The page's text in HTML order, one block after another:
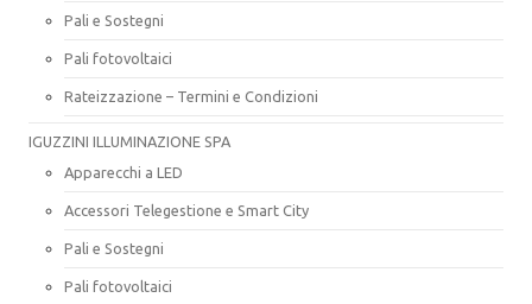
Pali e Sostegni
Pali fotovoltaici
Rateizzazione – Termini e Condizioni
IGUZZINI ILLUMINAZIONE SPA
Apparecchi a LED
Accessori Telegestione e Smart City
Pali e Sostegni
Pali fotovoltaici